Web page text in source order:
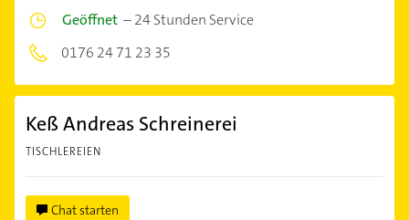
Geöffnet –24 Stunden Service
0176 24 71 23 35
Keß Andreas Schreinerei
TISCHLEREIEN
Chat starten